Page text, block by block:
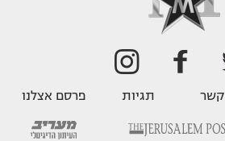
קשר תגיות פרסם אצלנו